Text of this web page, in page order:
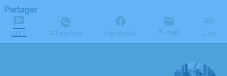
Partager
SMS WhatsApp Facebook E-mail Lien